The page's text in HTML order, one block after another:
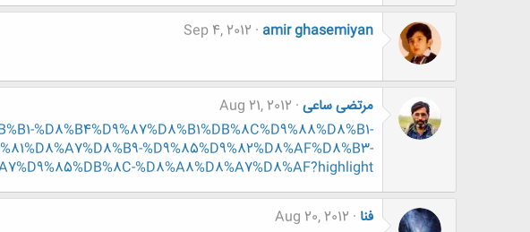
amir ghasemiyan
Sep 4, 2012
مرتضی ساعی Aug 21, 2012
%D8%B4%D9%87%D8%B1%DB%8C%D9%88%D8%B1-
%D9%85%D9%82%D8%AF%D8%B3-
%D8%A8%D8%A7%D8%AF?highlight=
فنا Aug 20, 2012